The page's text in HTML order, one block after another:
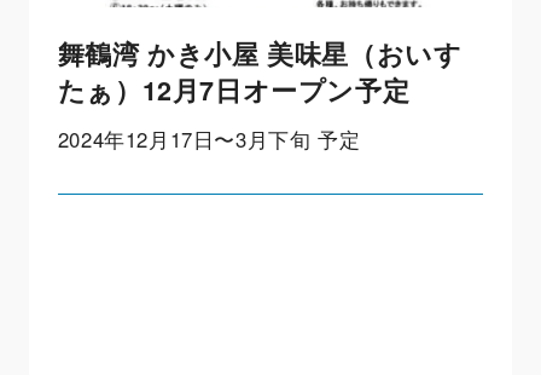
舞鶴湾 かき小屋 美味星（おいす
たぁ）12月7日オープン予定
2024年12月17日〜3月下旬 予定